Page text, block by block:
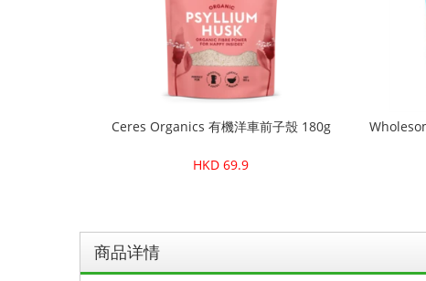
Ceres Organics 有機洋車前子殼 180g
HKD 69.9
商品详情